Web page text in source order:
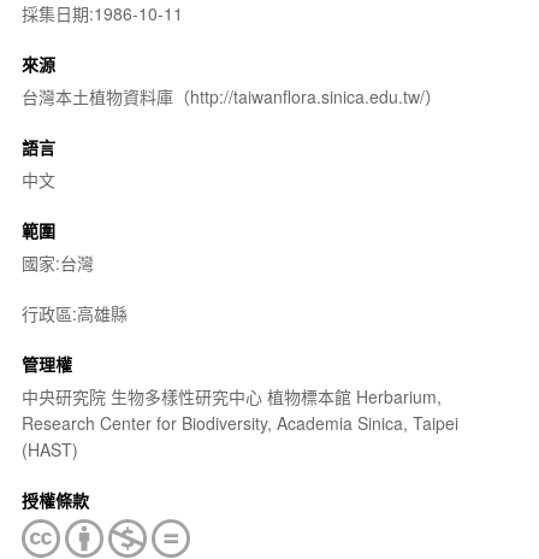
採集日期:1986-10-11
來源
台灣本土植物資料庫（http://taiwanflora.sinica.edu.tw/）
語言
中文
範圍
國家:台灣
行政區:高雄縣
管理權
中央研究院 生物多樣性研究中心 植物標本館 Herbarium,
Research Center for Biodiversity, Academia Sinica, Taipei
(HAST)
授權條款